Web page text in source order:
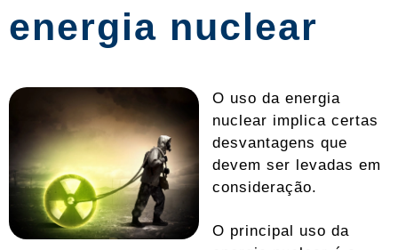
energia nuclear
O uso da energia
nuclear implica certas
desvantagens que
devem ser levadas em
consideração.
O principal uso da